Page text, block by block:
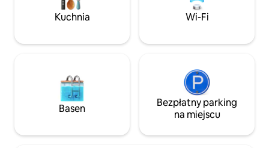
piknikowy * Drewno opałowe w cenie
* Dostęp do rzeki
Kuchnia Wi-Fi
Basen
Bezpłatny parking
na miejscu